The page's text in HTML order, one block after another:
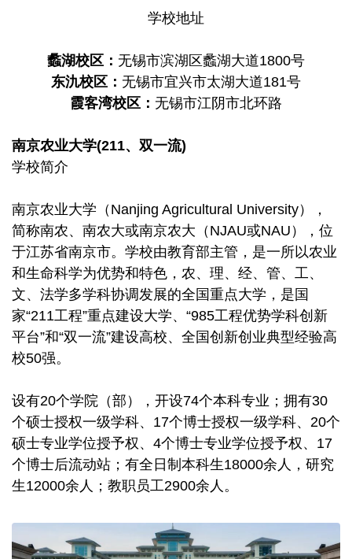
学校地址
蠡湖校区： 无锡市滨湖区蠡湖大道1800号
东氿校区： 无锡市宜兴市太湖大道181号
霞客湾校区： 无锡市江阴市北环路
南京农业大学(211、双一流)
学校简介
南京农业大学（Nanjing Agricultural University），
简称南农、南农大或南京农大（NJAU或NAU），位
于江苏省南京市。学校由教育部主管，是一所以农业
和生命科学为优势和特色，农、理、经、管、工、
文、法学多学科协调发展的全国重点大学，是国
家“211工程”重点建设大学、“985工程优势学科创新
平台”和“双一流”建设高校、全国创新创业典型经验高
校50强。
设有20个学院（部），开设74个本科专业；拥有30
个硕士授权一级学科、17个博士授权一级学科、20个
硕士专业学位授予权、4个博士专业学位授予权、17
个博士后流动站；有全日制本科生18000余人，研究
生12000余人；教职员工2900余人。